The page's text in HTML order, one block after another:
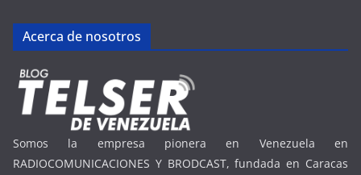
Acerca de nosotros
Somos la empresa pionera en Venezuela en
RADIOCOMUNICACIONES Y BRODCAST, fundada en Caracas